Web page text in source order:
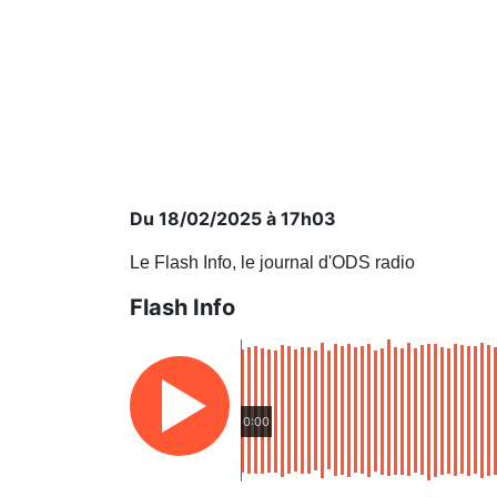
Du 18/02/2025 à 17h03
Le Flash Info, le journal d'ODS radio
Flash Info
0:00